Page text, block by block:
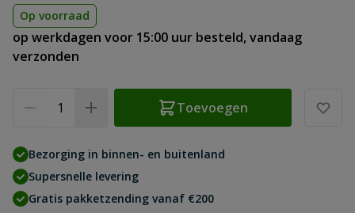
Op voorraad
op werkdagen voor 15:00 uur besteld, vandaag
verzonden
Toevoegen
Bezorging in binnen- en buitenland
Supersnelle levering
Gratis pakketzending vanaf €200